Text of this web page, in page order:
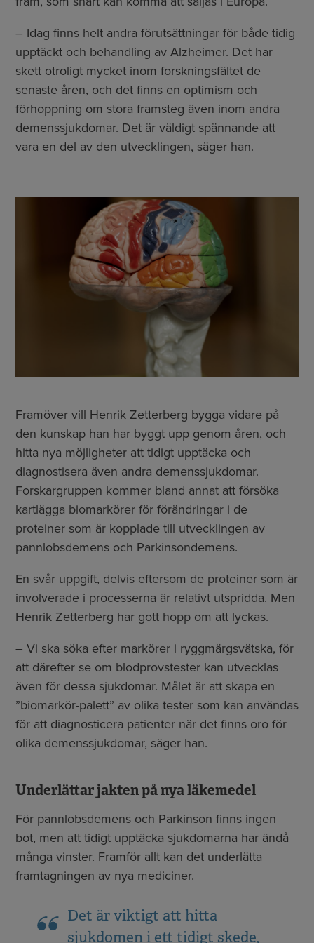
– Idag finns helt andra förutsättningar för både tidig
upptäckt och behandling av Alzheimer. Det har
skett otroligt mycket inom forskningsfältet de
senaste åren, och det finns en optimism och
förhoppning om stora framsteg även inom andra
demenssjukdomar. Det är väldigt spännande att
vara en del av den utvecklingen, säger han.
Framöver vill Henrik Zetterberg bygga vidare på
den kunskap han har byggt upp genom åren, och
hitta nya möjligheter att tidigt upptäcka och
diagnostisera även andra demenssjukdomar.
Forskargruppen kommer bland annat att försöka
kartlägga biomarkörer för förändringar i de
proteiner som är kopplade till utvecklingen av
pannlobsdemens och Parkinsondemens.
En svår uppgift, delvis eftersom de proteiner som är
involverade i processerna är relativt utspridda. Men
Henrik Zetterberg har gott hopp om att lyckas.
– Vi ska söka efter markörer i ryggmärgsvätska, för
att därefter se om blodprovstester kan utvecklas
även för dessa sjukdomar. Målet är att skapa en
”biomarkör-palett” av olika tester som kan användas
för att diagnosticera patienter när det finns oro för
olika demenssjukdomar, säger han.
Underlättar jakten på nya läkemedel
För pannlobsdemens och Parkinson finns ingen
bot, men att tidigt upptäcka sjukdomarna har ändå
många vinster. Framför allt kan det underlätta
framtagningen av nya mediciner.
Det är viktigt att hitta
sjukdomen i ett tidigt skede,